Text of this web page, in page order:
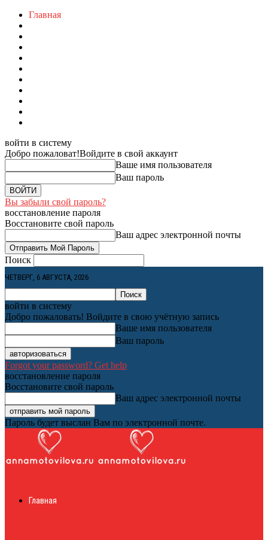
Главная
войти в систему
Добро пожаловат!Войдите в свой аккаунт
Ваше имя пользователя
Ваш пароль
Вы забыли свой пароль?
восстановление пароля
Восстановите свой пароль
Ваш адрес электронной почты
Поиск
ЧЕТВЕРГ, 6 АВГУСТА, 2026
войти в систему
Добро пожаловать! Войдите в свою учётную запись
Ваше имя пользователя
Ваш пароль
Forgot your password? Get help
восстановление пароля
Восстановите свой пароль
Ваш адрес электронной почты
Пароль будет выслан Вам по электронной почте.
журналГлавная